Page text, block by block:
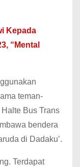
Kepada
“Mental
teman-
Bus Trans
bendera
di Dadaku’.
Terdapat